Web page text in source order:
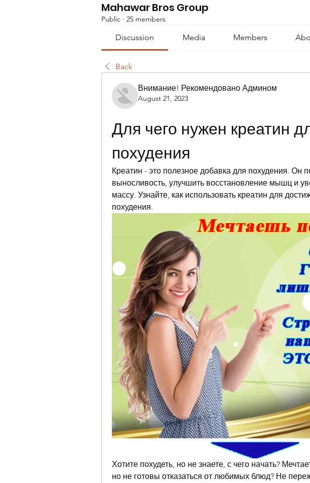
Mahawar Bros Group
Public · 25 members
Discussion Media Members
Back
Внимание! Рекомендовано Админом
August 21, 2023
Для чего нужен креатин
похудения
Креатин - это полезное добавка для похудения. Он
выносливость, улучшить восстановление мышц и
массу. Узнайте, как использовать креатин для
похудения.
Хотите похудеть, но не знаете, с чего начать?
но не готовы отказаться от любимых блюд? Не